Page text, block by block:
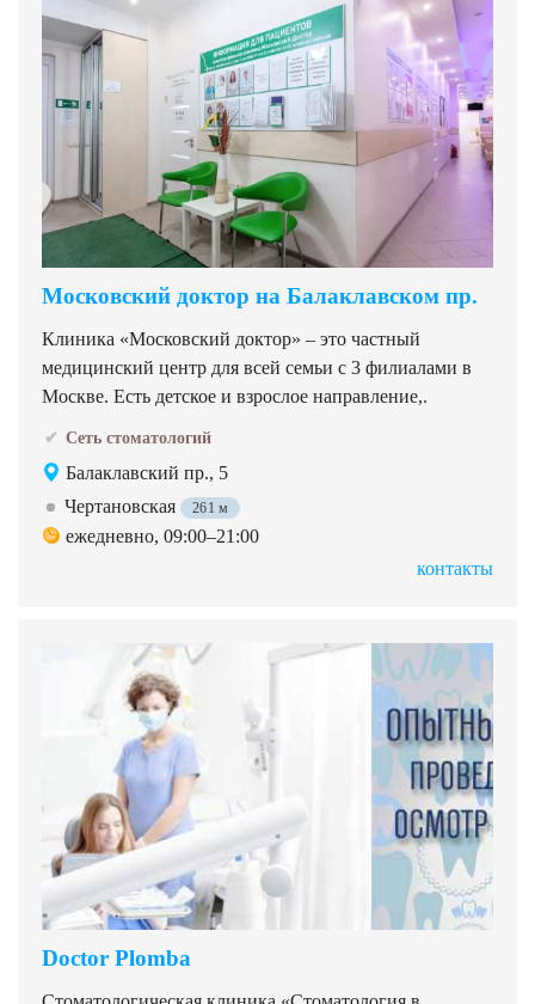
Московский доктор на Балаклавском пр.
Клиника «Московский доктор» – это частный
медицинский центр для всей семьи с 3 филиалами в
Москве. Есть детское и взрослое направление,.
Сеть стоматологий
Балаклавский пр., 5
Чертановская
261 м
ежедневно, 09:00–21:00
контакты
Doctor Plomba